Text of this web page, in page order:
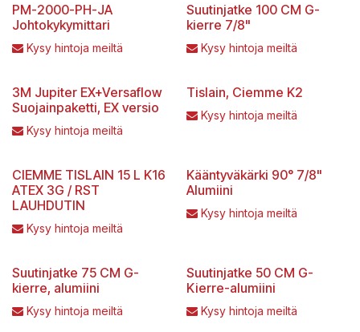
PM-2000-PH-JA
Johtokykymittari
Kysy hintoja meiltä
Suutinjatke 100 CM G-
kierre 7/8"
Kysy hintoja meiltä
3M Jupiter EX+Versaflow
Suojainpaketti, EX versio
Kysy hintoja meiltä
Tislain, Ciemme K2
Kysy hintoja meiltä
CIEMME TISLAIN 15 L K16
ATEX 3G / RST
LAUHDUTIN
Kysy hintoja meiltä
Kääntyväkärki 90° 7/8"
Alumiini
Kysy hintoja meiltä
Suutinjatke 75 CM G-
kierre, alumiini
Kysy hintoja meiltä
Suutinjatke 50 CM G-
Kierre-alumiini
Kysy hintoja meiltä